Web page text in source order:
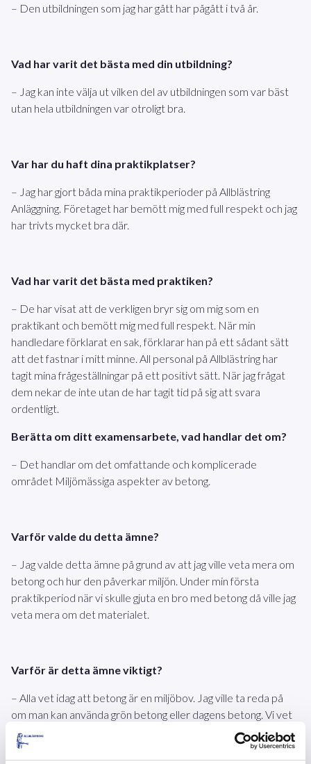
– Den utbildningen som jag har gått har pågått i två år.
Vad har varit det bästa med din utbildning?
– Jag kan inte välja ut vilken del av utbildningen som var bäst
utan hela utbildningen var otroligt bra.
Var har du haft dina praktikplatser?
– Jag har gjort båda mina praktikperioder på Allblästring
Anläggning. Företaget har bemött mig med full respekt och jag
har trivts mycket bra där.
Vad har varit det bästa med praktiken?
– De har visat att de verkligen bryr sig om mig som en
praktikant och bemött mig med full respekt. När min
handledare förklarat en sak, förklarar han på ett sådant sätt
att det fastnar i mitt minne. All personal på Allblästring har
tagit mina frågeställningar på ett positivt sätt. När jag frågat
dem nekar de inte utan de har tagit tid på sig att svara
ordentligt.
Berätta om ditt examensarbete, vad handlar det om?
– Det handlar om det omfattande och komplicerade
området Miljömässiga aspekter av betong.
Varför valde du detta ämne?
– Jag valde detta ämne på grund av att jag ville veta mera om
betong och hur den påverkar miljön. Under min första
praktikperiod när vi skulle gjuta en bro med betong då ville jag
veta mera om det materialet.
Varför är detta ämne viktigt?
– Alla vet idag att betong är en miljöbov. Jag ville ta reda på
om man kan använda grön betong eller dagens betong. Vi vet
inte vad som kommer att hända med grön betong i framtiden
för vi har hittills endast tagit laboratorieprover på grön